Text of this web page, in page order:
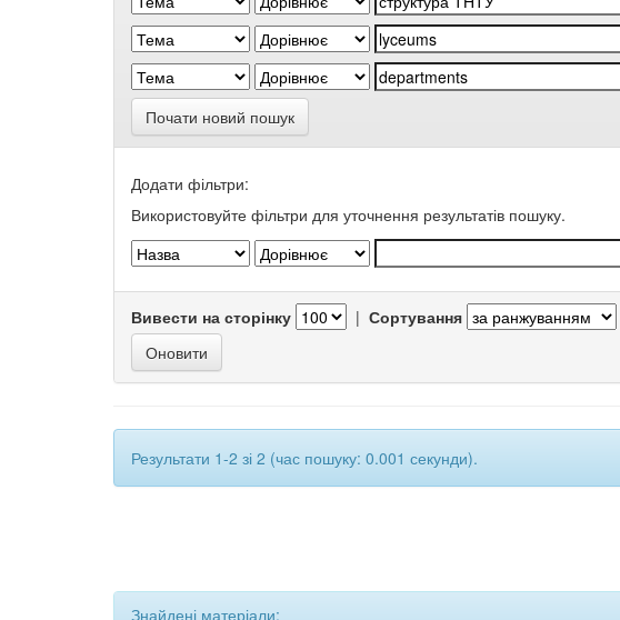
Почати новий пошук
Додати фільтри:
Використовуйте фільтри для уточнення результатів пошуку.
Вивести на сторінку | Сортування
Результати 1-2 зі 2 (час пошуку: 0.001 секунди).
Знайдені матеріали: